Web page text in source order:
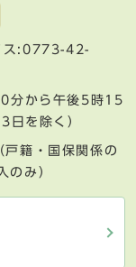
ス:0773-42-
分から午後5時15
日を除く）
戸籍・国保関係の
のみ）